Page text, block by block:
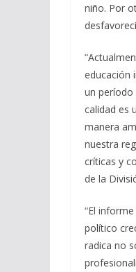
niño. Por
educación
un período
calidad es
manera
nuestra
críticas y
de la
“El
político
radica no